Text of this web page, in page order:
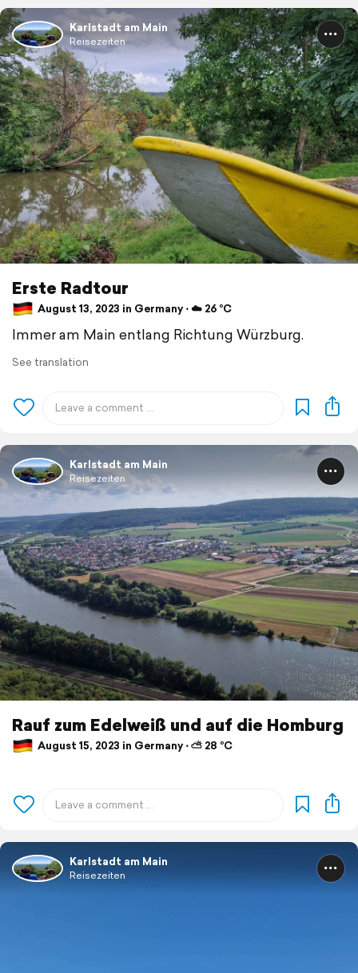
Karlstadt am Main
Reisezeiten
Erste Radtour
August 13, 2023 in Germany ⋅ ☁️ 26 °C
Immer am Main entlang Richtung Würzburg.
See translation
Karlstadt am Main
Reisezeiten
Rauf zum Edelweiß und auf die Homburg
August 15, 2023 in Germany ⋅ ⛅ 28 °C
Karlstadt am Main
Reisezeiten